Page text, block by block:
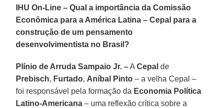
IHU On-Line – Qual a importância da Comissão
Econômica para a América Latina – Cepal para a
construção de um pensamento
desenvolvimentista no Brasil?
Plínio de Arruda Sampaio Jr. –ACepalde
Prebisch, Furtado, Aníbal Pinto – a velha Cepal –
foi responsável pela formação da Economia Política
Latino-Americana– uma reflexão crítica sobre a